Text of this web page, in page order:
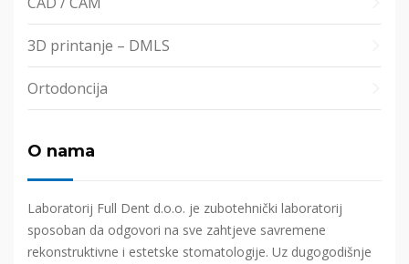
3D printanje – DMLS
Ortodoncija
O nama
Laboratorij Full Dent d.o.o. je zubotehnički laboratorij
sposoban da odgovori na sve zahtjeve savremene
rekonstruktivne i estetske stomatologije. Uz dugogodišnje